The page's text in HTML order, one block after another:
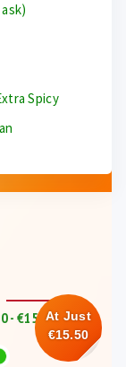
Spicy
- €15.50At Just
€15.50